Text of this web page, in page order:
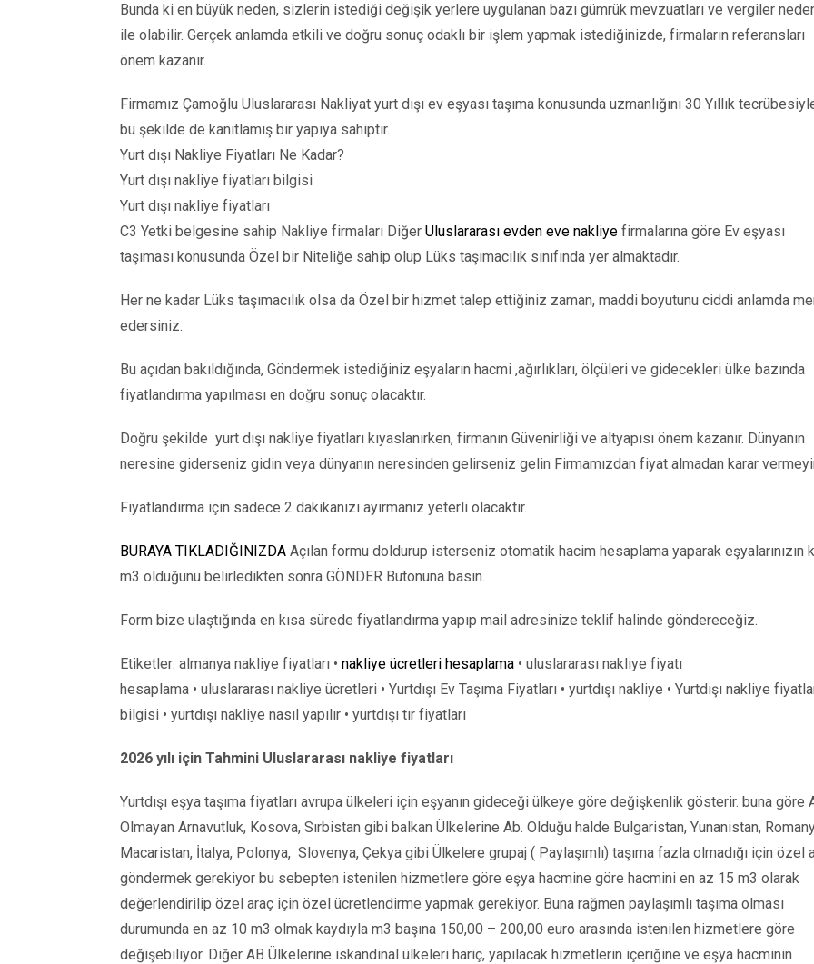
Bunda ki en büyük neden, sizlerin istediği değişik yerlere uygulanan bazı gümrük mevzuatları ve vergiler
ile olabilir. Gerçek anlamda etkili ve doğru sonuç odaklı bir işlem yapmak istediğinizde, firmaların referansları
önem kazanır.
Firmamız Çamoğlu Uluslararası Nakliyat yurt dışı ev eşyası taşıma konusunda uzmanlığını 30 Yıllık
bu şekilde de kanıtlamış bir yapıya sahiptir.
Yurt dışı Nakliye Fiyatları Ne Kadar?
Yurt dışı nakliye fiyatları bilgisi
Yurt dışı nakliye fiyatları
C3 Yetki belgesine sahip Nakliye firmaları Diğer Uluslararası evden eve nakliye firmalarına göre Ev eşyası
taşıması konusunda Özel bir Niteliğe sahip olup Lüks taşımacılık sınıfında yer almaktadır.
Her ne kadar Lüks taşımacılık olsa da Özel bir hizmet talep ettiğiniz zaman, maddi boyutunu ciddi anlamda
edersiniz.
Bu açıdan bakıldığında, Göndermek istediğiniz eşyaların hacmi ,ağırlıkları, ölçüleri ve gidecekleri ülke bazında
fiyatlandırma yapılması en doğru sonuç olacaktır.
Doğru şekilde yurt dışı nakliye fiyatları kıyaslanırken, firmanın Güvenirliği ve altyapısı önem kazanır. Dünyanın
neresine giderseniz gidin veya dünyanın neresinden gelirseniz gelin Firmamızdan fiyat almadan karar
Fiyatlandırma için sadece 2 dakikanızı ayırmanız yeterli olacaktır.
BURAYA TIKLADIĞINIZDA Açılan formu doldurup isterseniz otomatik hacim hesaplama yaparak eşyalarınızın
m3 olduğunu belirledikten sonra GÖNDER Butonuna basın.
Form bize ulaştığında en kısa sürede fiyatlandırma yapıp mail adresinize teklif halinde göndereceğiz.
Etiketler: almanya nakliye fiyatları • nakliye ücretleri hesaplama • uluslararası nakliye fiyatı
hesaplama • uluslararası nakliye ücretleri • Yurtdışı Ev Taşıma Fiyatları • yurtdışı nakliye • Yurtdışı nakliye
bilgisi • yurtdışı nakliye nasıl yapılır • yurtdışı tır fiyatları
2026 yılı için Tahmini Uluslararası nakliye fiyatları
Yurtdışı eşya taşıma fiyatları avrupa ülkeleri için eşyanın gideceği ülkeye göre değişkenlik gösterir. buna göre
Olmayan Arnavutluk, Kosova, Sırbistan gibi balkan Ülkelerine Ab. Olduğu halde Bulgaristan, Yunanistan,
Macaristan, İtalya, Polonya, Slovenya, Çekya gibi Ülkelere grupaj ( Paylaşımlı) taşıma fazla olmadığı için özel
göndermek gerekiyor bu sebepten istenilen hizmetlere göre eşya hacmine göre hacmini en az 15 m3 olarak
değerlendirilip özel araç için özel ücretlendirme yapmak gerekiyor. Buna rağmen paylaşımlı taşıma olması
durumunda en az 10 m3 olmak kaydıyla m3 başına 150,00 – 200,00 euro arasında istenilen hizmetlere göre
değişebiliyor. Diğer AB Ülkelerine iskandinal ülkeleri hariç, yapılacak hizmetlerin içeriğine ve eşya hacminin